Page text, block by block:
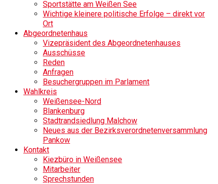
Sportstätte am Weißen See
Wichtige kleinere politische Erfolge – direkt vor
Ort
Abgeordnetenhaus
Vizepräsident des Abgeordnetenhauses
Ausschüsse
Reden
Anfragen
Besuchergruppen im Parlament
Wahlkreis
Weißensee-Nord
Blankenburg
Stadtrandsiedlung Malchow
Neues aus der Bezirksverordnetenversammlung
Pankow
Kontakt
Kiezbüro in Weißensee
Mitarbeiter
Sprechstunden